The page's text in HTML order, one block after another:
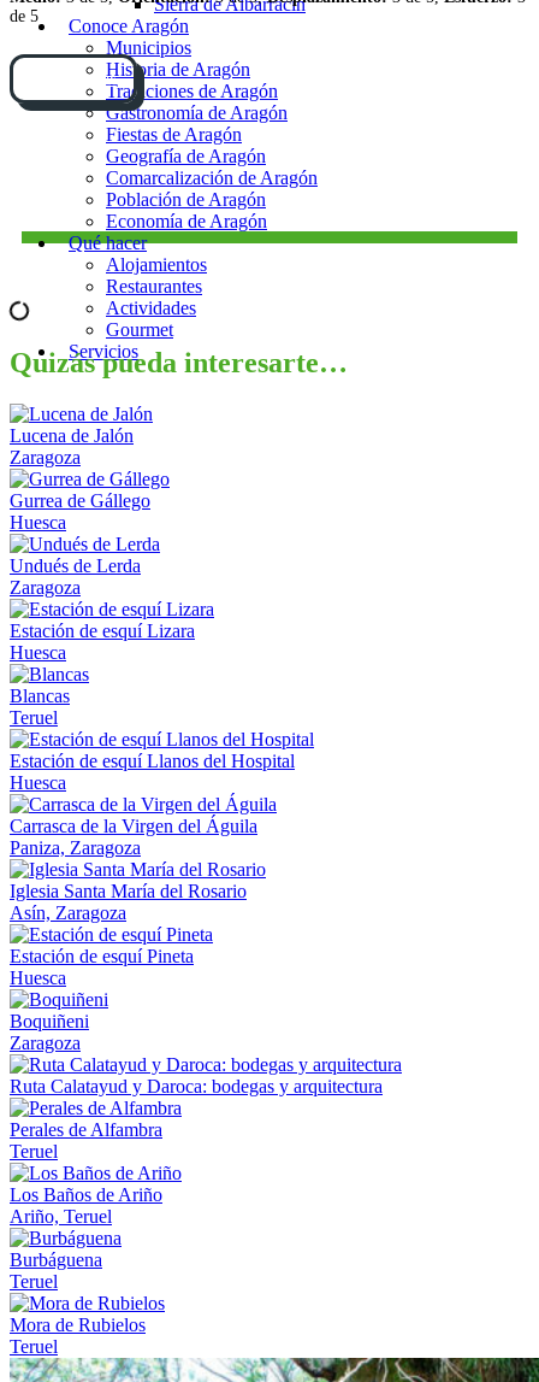
Sierra de Albarracín
Conoce Aragón
Municipios
Historia de Aragón
Tradiciones de Aragón
Gastronomía de Aragón
Fiestas de Aragón
Geografía de Aragón
Comarcalización de Aragón
Población de Aragón
Economía de Aragón
Qué hacer
Alojamientos
Restaurantes
Actividades
Gourmet
Servicios
de 5
Cómo llegar
Quizás pueda interesarte…
Lucena de Jalón
Zaragoza
Gurrea de Gállego
Huesca
Undués de Lerda
Zaragoza
Estación de esquí Lizara
Huesca
Blancas
Teruel
Estación de esquí Llanos del Hospital
Huesca
Carrasca de la Virgen del Águila
Paniza, Zaragoza
Iglesia Santa María del Rosario
Asín, Zaragoza
Estación de esquí Pineta
Huesca
Boquiñeni
Zaragoza
Ruta Calatayud y Daroca: bodegas y arquitectura
Perales de Alfambra
Teruel
Los Baños de Ariño
Ariño, Teruel
Burbáguena
Teruel
Mora de Rubielos
Teruel